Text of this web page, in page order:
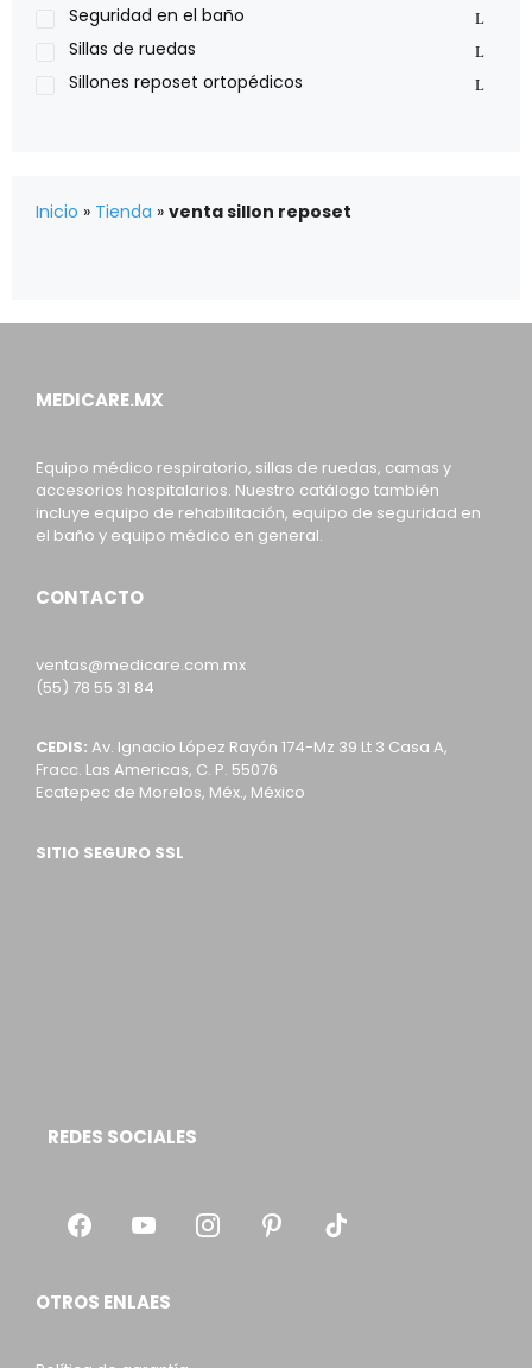
Stealth products
Xiehe Medical
Seguridad en el baño
Sillas de ruedas
Sillones reposet ortopédicos
Inicio » Tienda » venta sillon reposet
MEDICARE.MX
Equipo médico respiratorio, sillas de ruedas, camas y
accesorios hospitalarios. Nuestro catálogo también
incluye equipo de rehabilitación, equipo de seguridad en
el baño y equipo médico en general.
CONTACTO
ventas@medicare.com.mx
(55) 78 55 31 84
CEDIS: Av. Ignacio López Rayón 174-Mz 39 Lt 3 Casa A,
Fracc. Las Americas, C. P. 55076
Ecatepec de Morelos, Méx., México
SITIO SEGURO SSL
REDES SOCIALES
OTROS ENLAES